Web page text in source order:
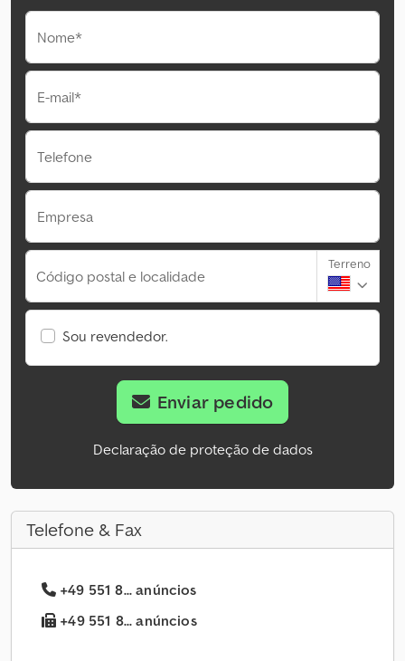
Nome*
E-mail*
Telefone
Empresa
Código postal e localidade
Terreno
Sou revendedor.
Enviar pedido
Declaração de proteção de dados
Telefone & Fax
+49 551 8... anúncios
+49 551 8... anúncios